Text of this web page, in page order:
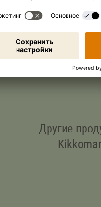
СЕБЯ
Другие